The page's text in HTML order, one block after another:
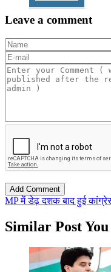
Leave a comment
MP में डेढ़ दशक बाद हुई
Similar Post